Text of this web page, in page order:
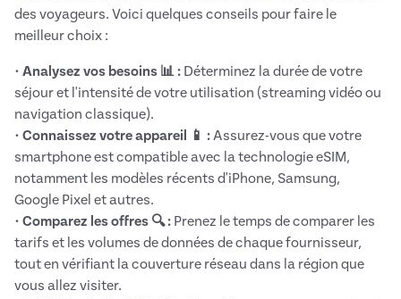
des voyageurs. Voici quelques conseils pour faire le
meilleur choix :
• Analysez vos besoins 📊 : Déterminez la durée de votre
séjour et l'intensité de votre utilisation (streaming vidéo ou
navigation classique).
• Connaissez votre appareil 📱 :Assurez-vous que votre
smartphone est compatible avec la technologie eSIM,
notamment les modèles récents d'iPhone, Samsung,
Google Pixel et autres.
• Comparez les offres 🔍 : Prenez le temps de comparer les
tarifs et les volumes de données de chaque fournisseur,
tout en vérifiant la couverture réseau dans la région que
vous allez visiter.